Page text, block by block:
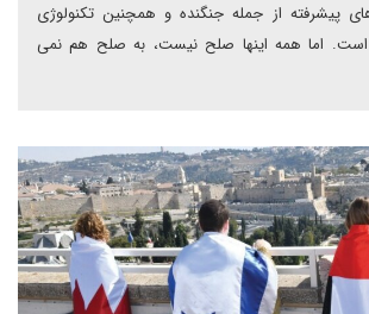
پیشرفته از جمله جنگنده و همچنین تکنولوژی
است. اما همه اینها صلح نیست، به صلح هم نمی